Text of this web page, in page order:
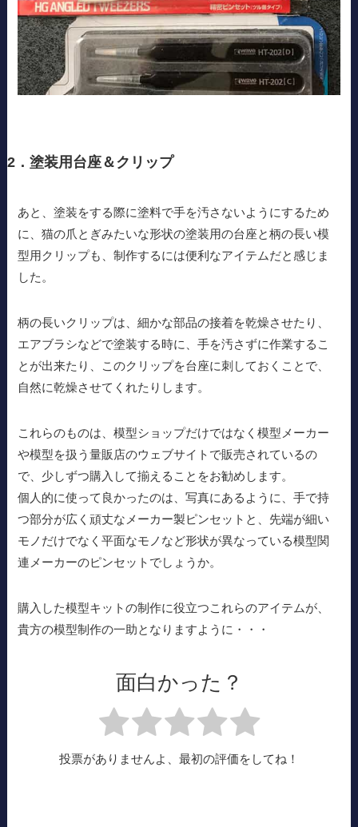
2．塗装用台座＆クリップ
あと、塗装をする際に塗料で手を汚さないようにするため
に、猫の爪とぎみたいな形状の塗装用の台座と柄の長い模
型用クリップも、制作するには便利なアイテムだと感じま
した。
柄の長いクリップは、細かな部品の接着を乾燥させたり、
エアブラシなどで塗装する時に、手を汚さずに作業するこ
とが出来たり、このクリップを台座に刺しておくことで、
自然に乾燥させてくれたりします。
これらのものは、模型ショップだけではなく模型メーカー
や模型を扱う量販店のウェブサイトで販売されているの
で、少しずつ購入して揃えることをお勧めします。
個人的に使って良かったのは、写真にあるように、手で持
つ部分が広く頑丈なメーカー製ピンセットと、先端が細い
モノだけでなく平面なモノなど形状が異なっている模型関
連メーカーのピンセットでしょうか。
購入した模型キットの制作に役立つこれらのアイテムが、
貴方の模型制作の一助となりますように・・・
面白かった？
投票がありませんよ、最初の評価をしてね！